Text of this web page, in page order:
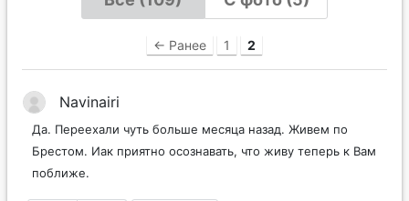
← Ранее 1 2
Navinairi
Да. Переехали чуть больше месяца назад. Живем по
Брестом. Иак приятно осознавать, что живу теперь к Вам
поближе.